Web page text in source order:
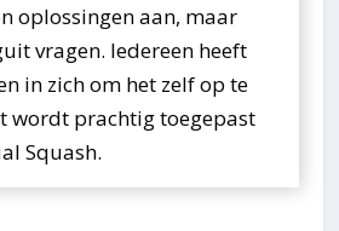
oplossingen aan, maar
vragen. Iedereen heeft
in zich om het zelf op te
wordt prachtig toegepast
Squash.